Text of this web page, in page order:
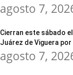
agosto 7,
Cierran este sábado
Juárez de Viguera por
agosto 7,